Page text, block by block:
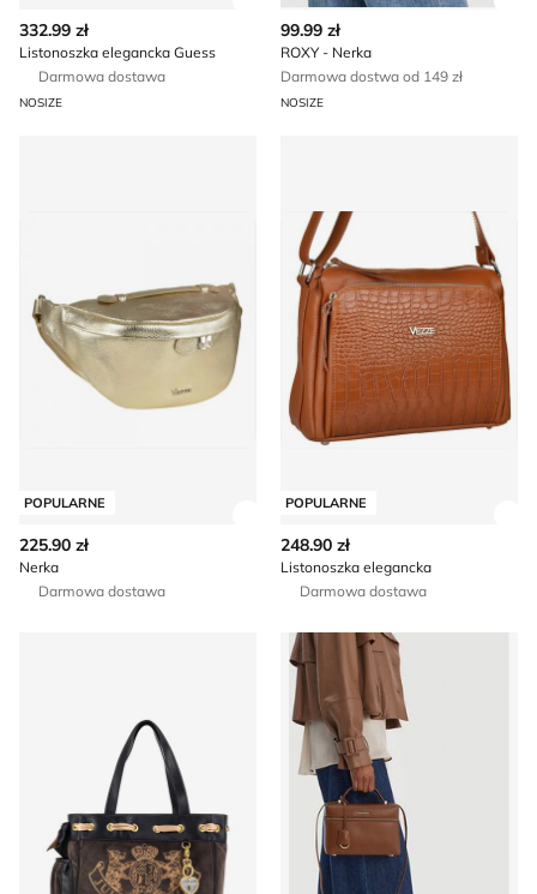
Zobacz szczegóły produktu
332.99 zł
Listonoszka elegancka Guess
Darmowa dostawa
NOSIZE
99.99 zł
ROXY - Nerka
Darmowa dostwa od 149 zł
NOSIZE
POPULARNE
225.90 zł
Nerka
Darmowa dostawa
POPULARNE
248.90 zł
Listonoszka elegancka
Darmowa dostawa
Shopper bag elegancka Juicy CoutureKuferek elegancki Gino Rossi